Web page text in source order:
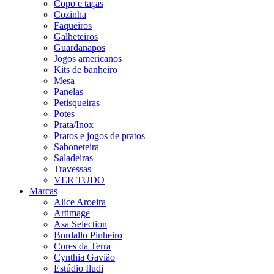
Copo e taças
Cozinha
Faqueiros
Galheteiros
Guardanapos
Jogos americanos
Kits de banheiro
Mesa
Panelas
Petisqueiras
Potes
Prata/Inox
Pratos e jogos de pratos
Saboneteira
Saladeiras
Travessas
VER TUDO
Marcas
Alice Aroeira
Artimage
Asa Selection
Bordallo Pinheiro
Cores da Terra
Cynthia Gavião
Estúdio Iludi